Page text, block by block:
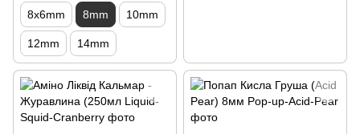
8x6mm 8mm 10mm
12mm 14mm